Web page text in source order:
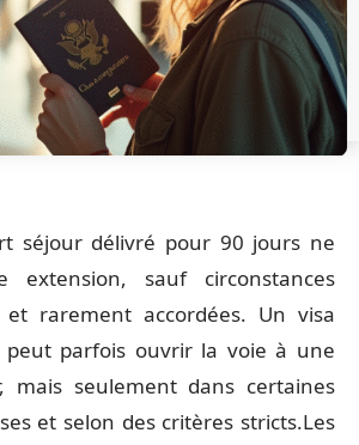
séjour délivré pour 90 jours ne
extension, sauf circonstances
et rarement accordées. Un visa
peut parfois ouvrir la voie à une
mais seulement dans certaines
et selon des critères stricts.Les